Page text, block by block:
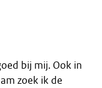
bij mij. Ook in
zoek ik de